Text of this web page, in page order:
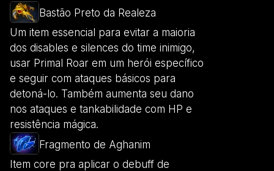
Bastão Preto da Realeza
Um item essencial para evitar a maioria
dos disables e silences do time inimigo,
usar Primal Roar em um herói específico
e seguir com ataques básicos para
detoná-lo. Também aumenta seu dano
nos ataques e tankabilidade com HP e
resistência mágica.
Fragmento de Aghanim
Item core pra aplicar o debuff de